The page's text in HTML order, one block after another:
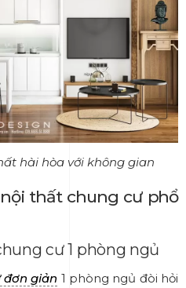
hài hòa với không gian
thất chung cư phổ
cư 1 phòng ngủ
đơn giản 1 phòng ngủ đòi hỏi